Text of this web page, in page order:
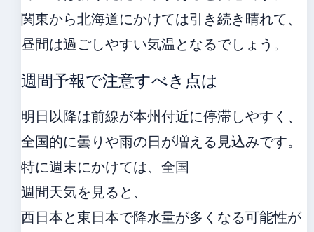
関東から北海道にかけては引き続き晴れて、
昼間は過ごしやすい気温となるでしょう。
週間予報で注意すべき点は
明日以降は前線が本州付近に停滞しやすく、
全国的に曇りや雨の日が増える見込みです。
特に週末にかけては、全国
週間天気を見ると、
西日本と東日本で降水量が多くなる可能性が